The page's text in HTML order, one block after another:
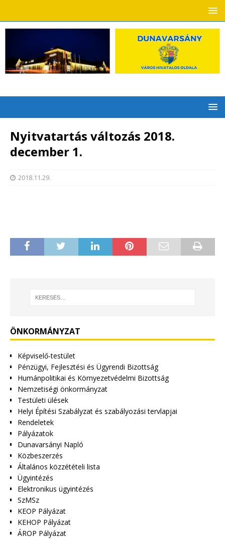
Nyitvatartás változás 2018.
december 1.
2018.11.29.
ÖNKORMÁNYZAT
Képviselő-testület
Pénzügyi, Fejlesztési és Ügyrendi Bizottság
Humánpolitikai és Környezetvédelmi Bizottság
Nemzetiségi önkormányzat
Testületi ülések
Helyi Építési Szabályzat és szabályozási tervlapjai
Rendeletek
Pályázatok
Dunavarsányi Napló
Közbeszerzés
Általános közzétételi lista
Ügyintézés
Elektronikus ügyintézés
SzMSz
KEOP Pályázat
KEHOP Pályázat
ÁROP Pályázat